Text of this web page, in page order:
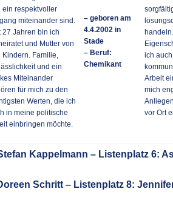
ein respektvoller
miteinander sind.
27 Jahren bin ich
und Mutter von
Kindern. Familie,
und ein
Miteinander
für mich zu den
Werten, die ich
in meine politische
einbringen möchte.
– geboren am
4.4.2002 in
Stade
– Beruf:
Chemikant
ich
Arbeit
mich
vor Ort
Kappelmann – Listenplatz 6:
Schritt – Listenplatz 8: